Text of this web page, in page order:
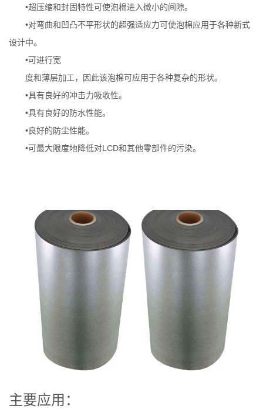
•超压缩和封固特性可使泡棉进入微小的间隙。
•对弯曲和凹凸不平形状的超强适应力可使泡棉应用于各种新式
设计中。
•可进行宽
度和薄层加工，因此该泡棉可应用于各种复杂的形状。
•具有良好的冲击力吸收性。
•具有良好的防水性能。
•良好的防尘性能。
•可最大限度地降低对LCD和其他零部件的污染。
主要应用：